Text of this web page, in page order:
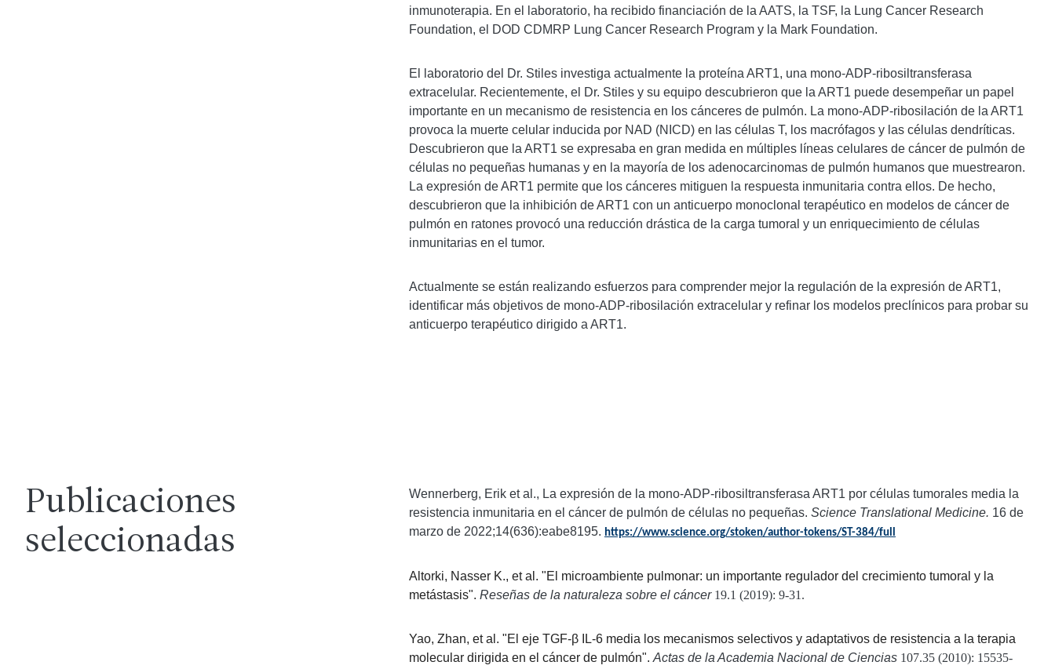
inmunoterapia. En el laboratorio, ha recibido financiación de la AATS, la TSF, la Lung Cancer Research
Foundation, el DOD CDMRP Lung Cancer Research Program y la Mark Foundation.
El laboratorio del Dr. Stiles investiga actualmente la proteína ART1, una mono-ADP-ribosiltransferasa
extracelular. Recientemente, el Dr. Stiles y su equipo descubrieron que la ART1 puede desempeñar un papel
importante en un mecanismo de resistencia en los cánceres de pulmón. La mono-ADP-ribosilación de la ART1
provoca la muerte celular inducida por NAD (NICD) en las células T, los macrófagos y las células dendríticas.
Descubrieron que la ART1 se expresaba en gran medida en múltiples líneas celulares de cáncer de pulmón de
células no pequeñas humanas y en la mayoría de los adenocarcinomas de pulmón humanos que muestrearon.
La expresión de ART1 permite que los cánceres mitiguen la respuesta inmunitaria contra ellos. De hecho,
descubrieron que la inhibición de ART1 con un anticuerpo monoclonal terapéutico en modelos de cáncer de
pulmón en ratones provocó una reducción drástica de la carga tumoral y un enriquecimiento de células
inmunitarias en el tumor.
Actualmente se están realizando esfuerzos para comprender mejor la regulación de la expresión de ART1,
identificar más objetivos de mono-ADP-ribosilación extracelular y refinar los modelos preclínicos para probar su
anticuerpo terapéutico dirigido a ART1.
Publicaciones
seleccionadas
Wennerberg, Erik et al., La expresión de la mono-ADP-ribosiltransferasa ART1 por células tumorales media la
resistencia inmunitaria en el cáncer de pulmón de células no pequeñas. Science Translational Medicine. 16 de
marzo de 2022;14(636):eabe8195. https://www.science.org/stoken/author-tokens/ST-384/full
Altorki, Nasser K., et al. "El microambiente pulmonar: un importante regulador del crecimiento tumoral y la
metástasis". Reseñas de la naturaleza sobre el cáncer19.1 (2019): 9-31.
Yao, Zhan, et al. "El eje TGF-β IL-6 media los mecanismos selectivos y adaptativos de resistencia a la terapia
molecular dirigida en el cáncer de pulmón". Actas de la Academia Nacional de Ciencias107.35 (2010): 15535-